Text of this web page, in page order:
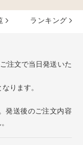
ランキング
注文で当日発送いた
ります。
発送後のご注文内容